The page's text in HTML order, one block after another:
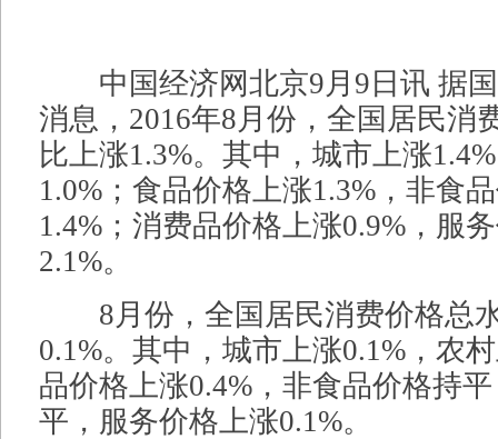
中国经济网北京9月9日讯 据国
消息，2016年8月份，全国居民消
比上涨1.3%。其中，城市上涨
1.0%；食品价格上涨1.3%，非食
1.4%；消费品价格上涨0.9%，服
2.1%。
8月份，全国居民消费价格总
0.1%。其中，城市上涨0.1%，农
品价格上涨0.4%，非食品价格持
平，服务价格上涨0.1%。